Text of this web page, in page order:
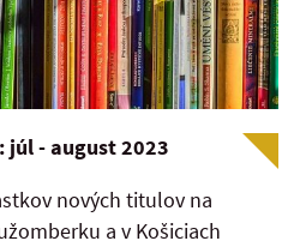
júl - august 2023
nových titulov na
a v Košiciach